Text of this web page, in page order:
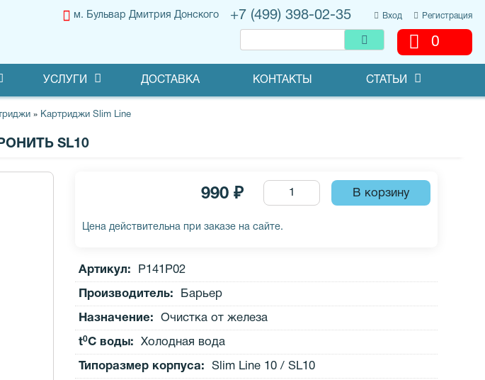
Регистрация
Вход
+7 (499) 398-02-35
м. Бульвар Дмитрия Донского
0
УСЛУГИ ДОСТАВКА КОНТАКТЫ СТАТЬИ
» Картриджи Slim Line
SL10
990 ₽
Цена действительна при заказе на сайте.
Артикул: Р141Р02
Производитель: Барьер
Назначение: Очистка от железа
t0C воды: Холодная вода
Типоразмер корпуса:
Slim Line 10 / SL10